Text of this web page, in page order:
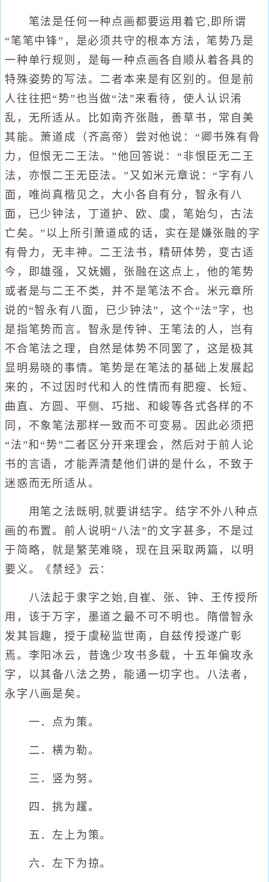
笔法是任何一种点画都要运用着它,即所谓
“笔笔中锋”，是必须共守的根本方法，笔势乃是
一种单行规则，是每一种点画各自顺从着各具的
特殊姿势的写法。二者本来是有区别的。但是前
人往往把“势”也当做“法”来看待，使人认识淆
乱，无所适从。比如南齐张融，善草书，常自美
其能。萧道成（齐高帝）尝对他说：“卿书殊有骨
力，但恨无二王法。”他回答说：“非恨臣无二王
法，亦恨二王无臣法。”又如米元章说：“字有八
面，唯尚真楷见之，大小各自有分，智永有八
面，已少钟法，丁道护、欧、虞，笔始匀，古法
亡矣。”以上所引萧道成的话，实在是嫌张融的字
有骨力，无丰神。二王法书，精研体势，变古适
今，即雄强，又妩媚，张融在这点上，他的笔势
或者是与二王不类，并不是笔法不合。米元章所
说的“智永有八面，已少钟法”，这个“法”字，也
是指笔势而言。智永是传钟、王笔法的人，岂有
不合笔法之理，自然是体势不同罢了，这是极其
显明易晓的事情。笔势是在笔法的基础上发展起
来的，不过因时代和人的性情而有肥瘦、长短、
曲直、方圆、平侧、巧拙、和峻等各式各样的不
同，不象笔法那样一致而不可变易。因此必须把
“法”和“势”二者区分开来理会，然后对于前人论
书的言语，才能弄清楚他们讲的是什么，不致于
迷惑而无所适从。
用笔之法既明,就要讲结字。结字不外八种点
画的布置。前人说明“八法”的文字甚多，不是过
于简略，就是繁芜难晓，现在且采取两篇，以明
要义。《禁经》云：
八法起于隶字之始,自崔、张、钟、王传授所
用，该于万字，墨道之最不可不明也。隋僧智永
发其旨趣，授于虞秘监世南，自兹传授遂广彰
焉。李阳冰云，昔逸少攻书多载，十五年偏攻永
字，以其备八法之势，能通一切字也。八法者，
永字八画是矣。
一．点为策。
二．横为勒。
三．竖为努。
四．挑为趯。
五．左上为策。
六．左下为掠。